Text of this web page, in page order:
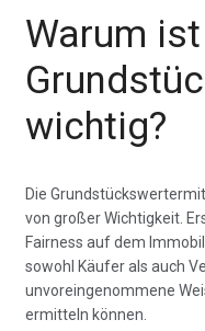
Warum
wichtig?
Die
von großer Wichtigkeit.
Fairness auf dem
sowohl Käufer als auch
unvoreingenommene
ermitteln können.